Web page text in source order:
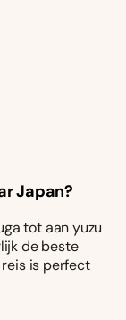
Japan?
tot aan yuzu
de beste
reis is perfect